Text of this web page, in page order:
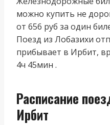
можно купить не
от 656 руб за один
Поезд из Лобазихи
прибывает в Ирбит,
4ч 45мин .
Расписание
Ирбит